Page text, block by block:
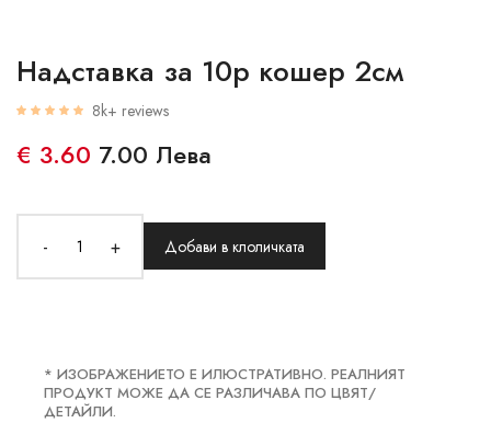
Надставка за 10р кошер 2см
8k+ reviews
€ 3.60 7.00 Лева
- + Добави в клоличката
* ИЗОБРАЖЕНИЕТО Е ИЛЮСТРАТИВНО. РЕАЛНИЯТ
ПРОДУКТ МОЖЕ ДА СЕ РАЗЛИЧАВА ПО ЦВЯТ/
ДЕТАЙЛИ.